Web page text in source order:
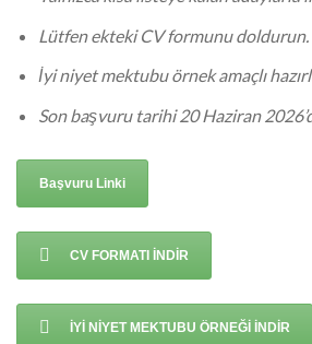
Lütfen ekteki CV formunu doldurun.
İyi niyet mektubu örnek amaçlı
Son başvuru tarihi 20 Haziran
Başvuru Linki
CV FORMATI İNDİR
İYİ NİYET MEKTUBU ÖRNEĞİ İNDİR